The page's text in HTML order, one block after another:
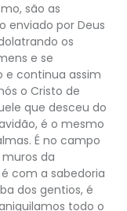
são as
enviado por Deus
os
e se
e continua assim
o Cristo de
que desceu do
é o mesmo
É no campo
da
com a sabedoria
dos gentios, é
todo o